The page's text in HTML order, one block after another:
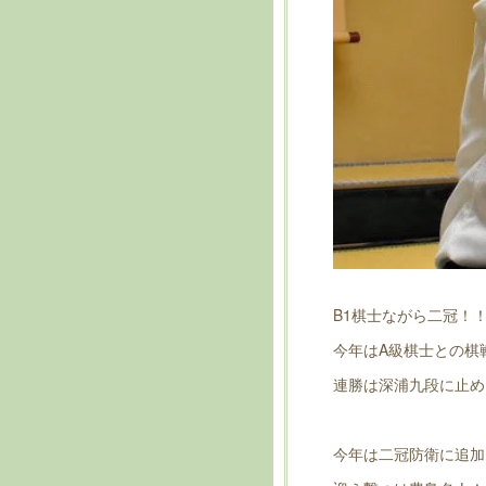
B1棋士ながら二冠！
今年はA級棋士との棋
連勝は深浦九段に止
今年は二冠防衛に追